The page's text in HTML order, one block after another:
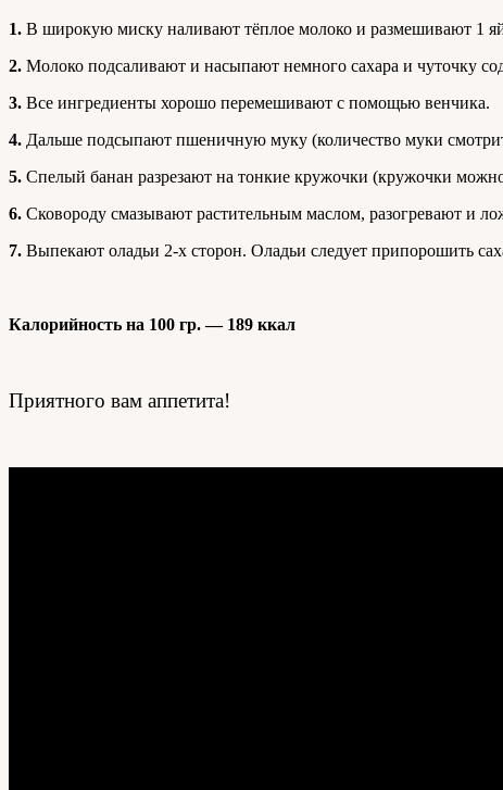
1. В широкую миску наливают тёплое молоко и размешивают 1
2. Молоко подсаливают и насыпают немного сахара и чуточку
3. Все ингредиенты хорошо перемешивают с помощью венчика.
4. Дальше подсыпают пшеничную муку (количество муки
5. Спелый банан разрезают на тонкие кружочки (кружочки
6. Сковороду смазывают растительным маслом, разогревают и
7. Выпекают оладьи 2-х сторон. Оладьи следует припорошить
Калорийность на 100 гр. — 189 ккал
Приятного вам аппетита!